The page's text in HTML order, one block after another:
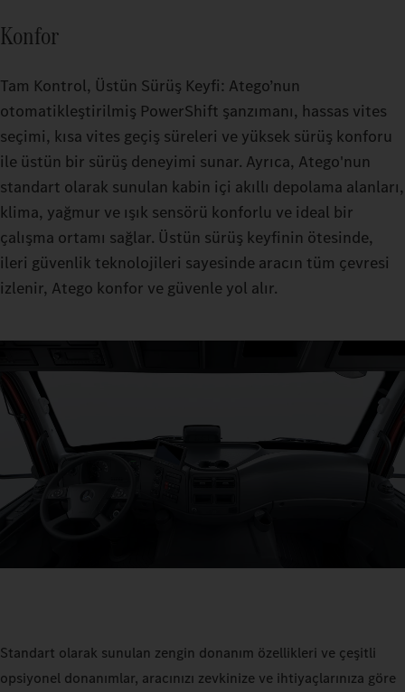
Konfor
Tam Kontrol, Üstün Sürüş Keyfi: Atego’nun
otomatikleştirilmiş PowerShift şanzımanı, hassas vites
seçimi, kısa vites geçiş süreleri ve yüksek sürüş konforu
ile üstün bir sürüş deneyimi sunar. Ayrıca, Atego'nun
standart olarak sunulan kabin içi akıllı depolama alanları,
klima, yağmur ve ışık sensörü konforlu ve ideal bir
çalışma ortamı sağlar. Üstün sürüş keyfinin ötesinde,
ileri güvenlik teknolojileri sayesinde aracın tüm çevresi
izlenir, Atego konfor ve güvenle yol alır.
Standart olarak sunulan zengin donanım özellikleri ve çeşitli
opsiyonel donanımlar, aracınızı zevkinize ve ihtiyaçlarınıza göre